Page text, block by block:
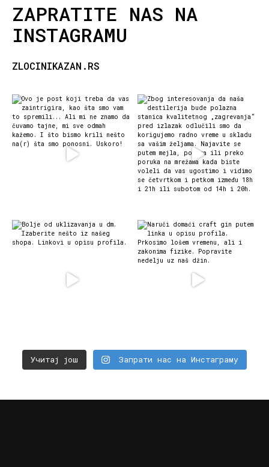
ZAPRATITE NAS NA
INSTAGRAMU
ZLOCINIKAZAN.RS
Учитај још Запрати нас на Инстаграму